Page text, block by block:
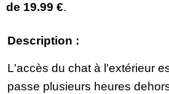
de 19.99 €.
Description :
L'accès du chat à l'extérieur
passe plusieurs heures